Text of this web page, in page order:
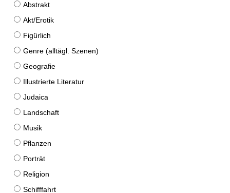
Abstrakt
Akt/Erotik
Figürlich
Genre (alltägl. Szenen)
Geografie
Illustrierte Literatur
Judaica
Landschaft
Musik
Pflanzen
Porträt
Religion
Schifffahrt